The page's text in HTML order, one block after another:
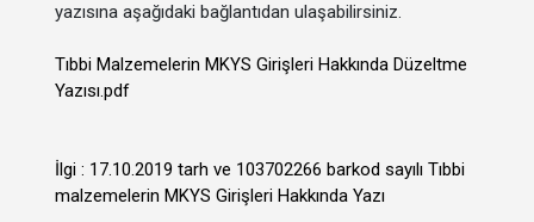
yazısına aşağıdaki bağlantıdan ulaşabilirsiniz.
Tıbbi Malzemelerin MKYS Girişleri Hakkında Düzeltme
Yazısı.pdf
İlgi : 17.10.2019 tarh ve 103702266 barkod sayılı Tıbbi
malzemelerin MKYS Girişleri Hakkında Yazı